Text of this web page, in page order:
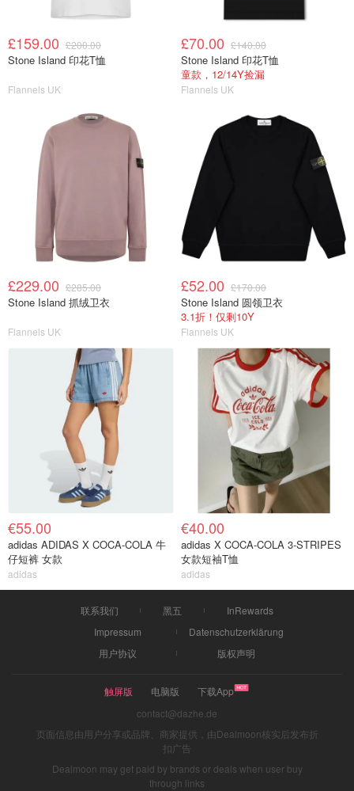
£159.00 £200.00
Stone Island 印花T恤
Flannels UK
£70.00 £140.00
Stone Island 印花T恤
童款，12/14Y捡漏
Flannels UK
£229.00 £285.00
Stone Island 抓绒卫衣
Flannels UK
£52.00 £170.00
Stone Island 圆领卫衣
3.1折！仅剩10Y
Flannels UK
€55.00
adidas ADIDAS X COCA-COLA 牛
仔短裤 女款
adidas
€40.00
adidas X COCA-COLA 3-STRIPES
女款短袖T恤
adidas
联系我们 黑五
InRewards
Impressum
Datenschutzerklärung
用户协议
版权声明
触屏版 电脑版
下载App
contact@dazhe.de
页面信息由用户分享或品牌、商家提供，由Dealmoon核实后发布折
扣广告
Dealmoon may get paid by brands or deals when user buy
through links